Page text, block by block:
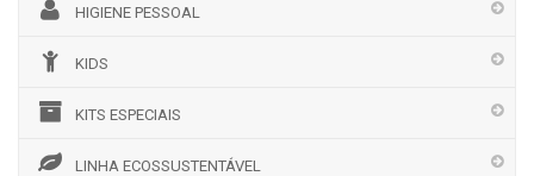
HIGIENE PESSOAL
KIDS
KITS ESPECIAIS
LINHA ECOSSUSTENTÁVEL